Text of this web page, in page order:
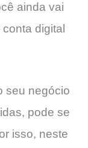
ainda vai
digital
seu negócio
pode se
isso, neste